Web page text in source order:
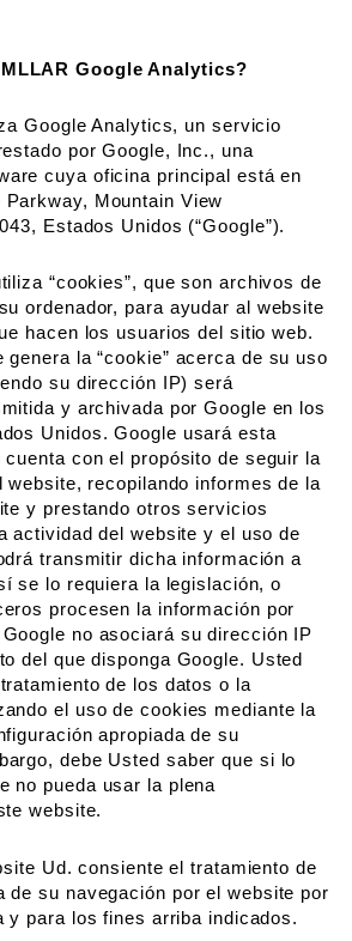
Google Analytics?
Google Analytics, un servicio
por Google, Inc., una
cuya oficina principal está en
Parkway, Mountain View
Estados Unidos (“Google”).
“cookies”, que son archivos de
ordenador, para ayudar al website
hacen los usuarios del sitio web.
genera la “cookie” acerca de su uso
su dirección IP) será
y archivada por Google en los
Unidos. Google usará esta
con el propósito de seguir la
website, recopilando informes de la
y prestando otros servicios
actividad del website y el uso de
transmitir dicha información a
se lo requiera la legislación, o
procesen la información por
no asociará su dirección IP
del que disponga Google. Usted
de los datos o la
el uso de cookies mediante la
apropiada de su
debe Usted saber que si lo
no pueda usar la plena
website.
Ud. consiente el tratamiento de
de su navegación por el website por
y para los fines arriba indicados.